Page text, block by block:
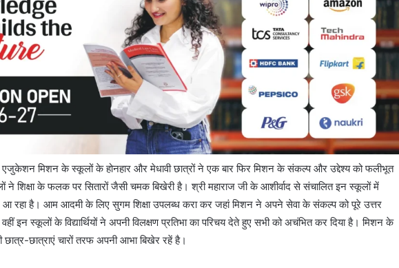
एजुकेशन मिशन के स्कूलों के होनहार और मेधावी छात्रों ने एक बार फिर मिशन के संकल्प और उद्देश्य को फलीभूत
ने शिक्षा के फलक पर सितारों जैसी चमक बिखेरी है। श्री महाराज जी के आशीर्वाद से संचालित इन स्कूलों में
आ रहा है। आम आदमी के लिए सुगम शिक्षा उपलब्ध करा कर जहां मिशन ने अपने सेवा के संकल्प को पूरे उत्तर
वहीं इन स्कूलों के विद्यार्थियों ने अपनी विलक्षण प्रतिभा का परिचय देते हुए सभी को अचंभित कर दिया है। मिशन के
छात्र-छात्राएं चारों तरफ अपनी आभा बिखेर रहें है।